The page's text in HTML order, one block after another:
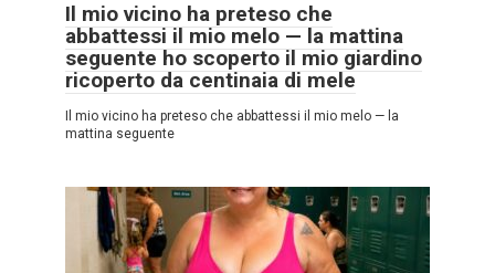
Il mio vicino ha preteso che
abbattessi il mio melo — la mattina
seguente ho scoperto il mio giardino
ricoperto da centinaia di mele
Il mio vicino ha preteso che abbattessi il mio melo — la
mattina seguente